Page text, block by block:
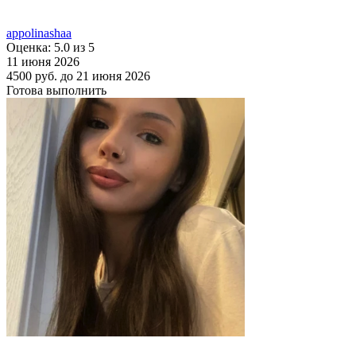
appolinashaa
Оценка: 5.0 из 5
11 июня 2026
4500 руб. до 21 июня 2026
Готова выполнить